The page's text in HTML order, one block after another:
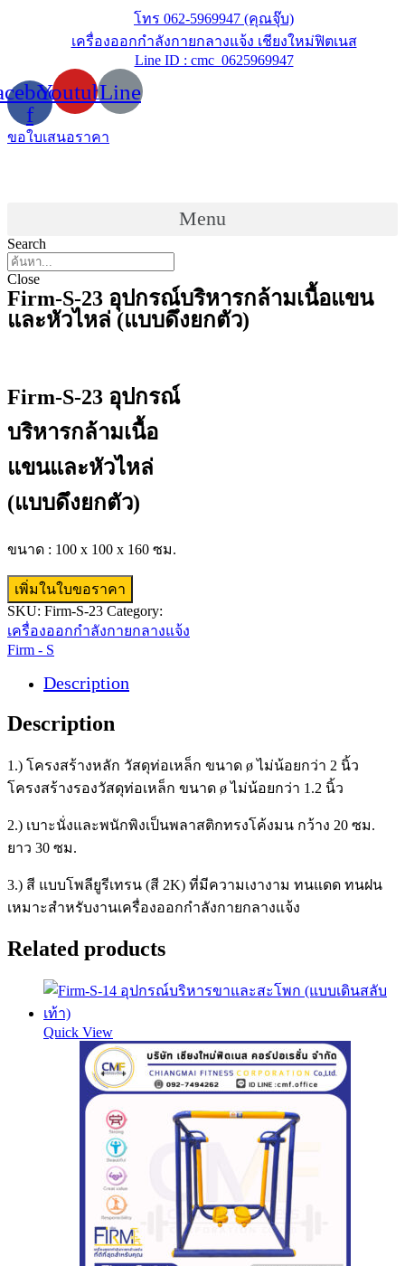
โทร 062-5969947 (คุณจุ๊บ)
เครื่องออกกำลังกายกลางแจ้ง เชียงใหม่ฟิตเนส
Line ID : cmc_0625969947
f
YoutubeLine
ขอใบเสนอราคา
Menu
Search
Close
Firm-S-23 อุปกรณ์บริหารกล้ามเนื้อแขน
และหัวไหล่ (แบบดึงยกตัว)
Firm-S-23 อุปกรณ์
บริหารกล้ามเนื้อ
แขนและหัวไหล่
(แบบดึงยกตัว)
ขนาด : 100 x 100 x 160 ซม.
เพิ่มในใบขอราคา
SKU: Firm-S-23 Category:
เครื่องออกกำลังกายกลางแจ้ง
Firm - S
Description
Description
1.) โครงสร้างหลัก วัสดุท่อเหล็ก ขนาด ø ไม่น้อยกว่า 2 นิ้ว
โครงสร้างรองวัสดุท่อเหล็ก ขนาด ø ไม่น้อยกว่า 1.2 นิ้ว
2.) เบาะนั่งและพนักพิงเป็นพลาสติกทรงโค้งมน กว้าง 20 ซม.
ยาว 30 ซม.
3.) สี แบบโพลียูรีเทรน (สี 2K) ที่มีความเงางาม ทนแดด ทนฝน
เหมาะสำหรับงานเครื่องออกกำลังกายกลางแจ้ง
Related products
Quick View